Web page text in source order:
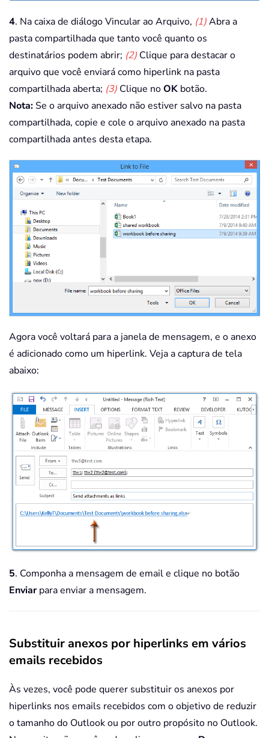
4. Na caixa de diálogo Vincular ao Arquivo, (1)Abra a
pasta compartilhada que tanto você quanto os
destinatários podem abrir; (2) Clique para destacar o
arquivo que você enviará como hiperlink na pasta
compartilhada aberta; (3) Clique noOK botão.
Nota: Se o arquivo anexado não estiver salvo na pasta
compartilhada, copie e cole o arquivo anexado na pasta
compartilhada antes desta etapa.
Agora você voltará para a janela de mensagem, e o anexo
é adicionado como um hiperlink. Veja a captura de tela
abaixo:
5. Componha a mensagem de email e clique no botão
Enviarpara enviar a mensagem.
Substituir anexos por hiperlinks em vários
emails recebidos
Às vezes, você pode querer substituir os anexos por
hiperlinks nos emails recebidos com o objetivo de reduzir
o tamanho do Outlook ou por outro propósito no Outlook.